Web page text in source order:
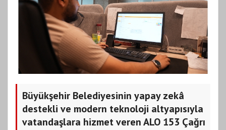
Büyükşehir Belediyesinin yapay zekâ
destekli ve modern teknoloji altyapısıyla
vatandaşlara hizmet veren ALO 153 Çağrı